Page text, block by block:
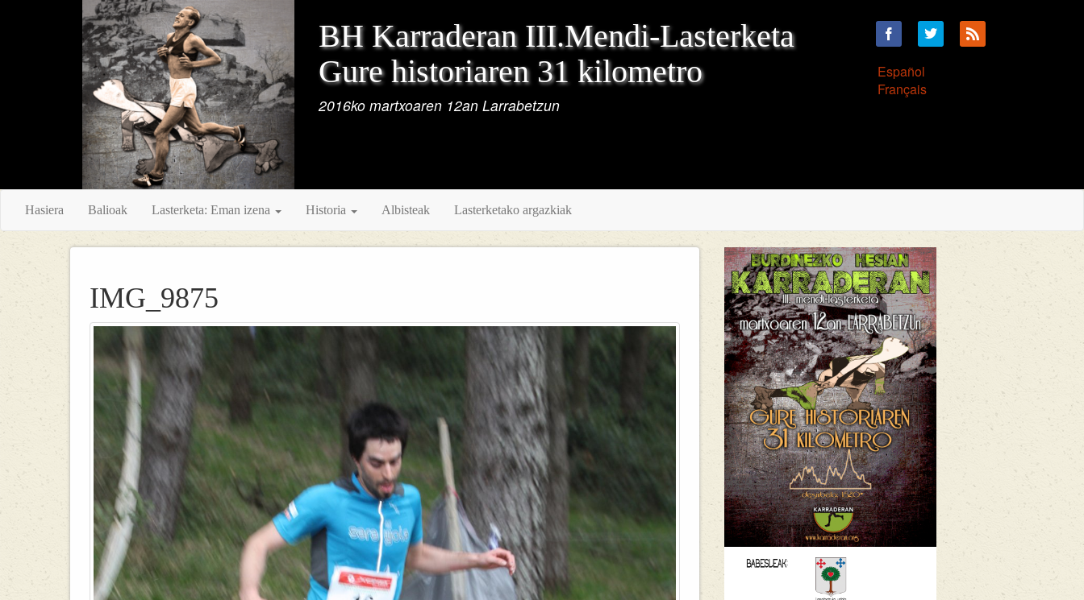
BH Karraderan III.Mendi-Lasterketa
Gure historiaren 31 kilometro
2016ko martxoaren 12an Larrabetzun
Español
Français
Hasiera Balioak Lasterketa: Eman izena Historia Albisteak Lasterketako argazkiak
IMG_9875